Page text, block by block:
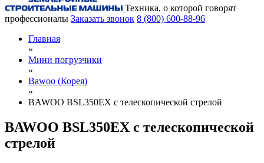
Техника, о которой говорят
профессионалы Заказать звонок 8 (800) 600-88-96
Главная
»
Мини погрузчики
»
Bawoo (Корея)
»
BAWOO BSL350EX c телескопической стрелой
BAWOO BSL350EX c телескопической
стрелой